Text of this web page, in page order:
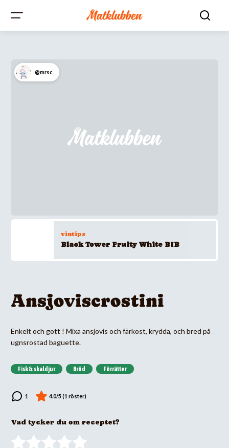
@mrsc
vintips
Black Tower Fruity White BIB
Ansjoviscrostini
Enkelt och gott ! Mixa ansjovis och färkost, krydda, och bred på
ugnsrostad baguette.
Fisk & skaldjur Bröd Förrätter
Vad tycker du om receptet?